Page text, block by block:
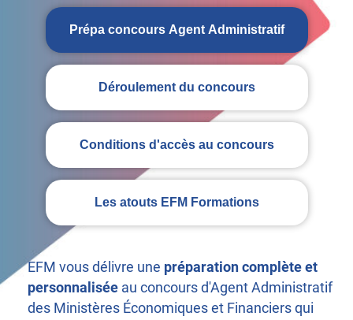
Prépa concours Agent Administratif
Déroulement du concours
Conditions d'accès au concours
Les atouts EFM Formations
EFM vous délivre une préparation complète et
personnalisée au concours d'Agent Administratif
des Ministères Économiques et Financiers qui